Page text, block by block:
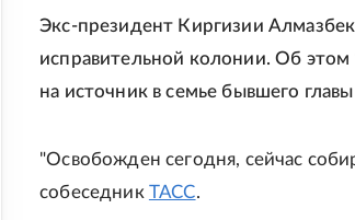
Экс-президент Киргизии
исправительной колонии. Об
на источник в семье бывшего главы
"Освобожден сегодня, сейчас
собеседник ТАСС.